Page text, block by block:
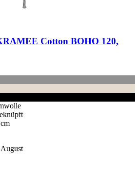
Cotton BOHO 120,